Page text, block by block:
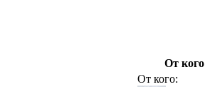
От кого
От кого: